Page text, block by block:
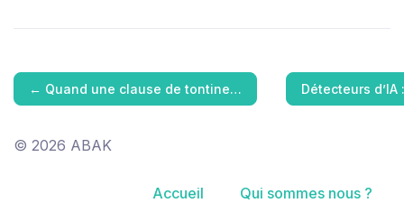
← Quand une clause de tontine… Détecteurs
© 2026 ABAK
Accueil Qui sommes nous ?